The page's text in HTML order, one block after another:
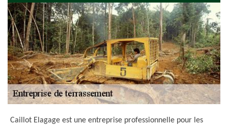
Caillot Elagage est une entreprise professionnelle pour les